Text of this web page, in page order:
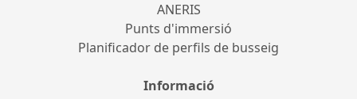
ANERIS
Punts d'immersió
Planificador de perfils de busseig
Informació